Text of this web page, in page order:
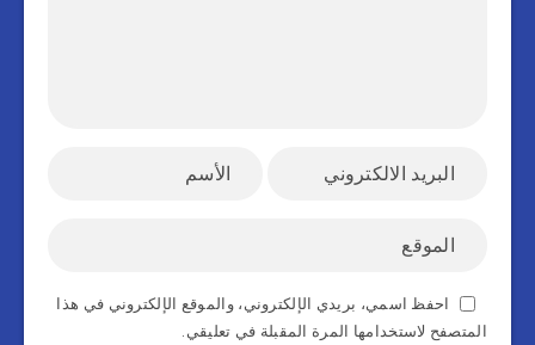
احفظ اسمي، بريدي الإلكتروني، والموقع الإلكتروني في هذا
المتصفح لاستخدامها المرة المقبلة في تعليقي.